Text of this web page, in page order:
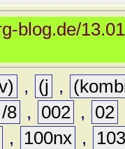
blog.de/
, (j ,
/8 , 002 , 02
, 100nx ,